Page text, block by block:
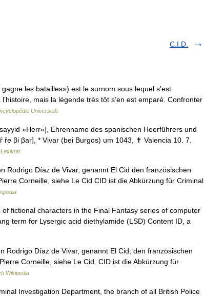
C.I.D.
les batailles») est le surnom sous lequel s’est
mais la légende très tôt s’en est emparé. Confronter
Universelle
»Herr«], Ehrenname des spanischen Heerführers und
βi βar], * Vivar (bei Burgos) um 1043, ✝ Valencia 10. 7.
Rodrigo Díaz de Vivar, genannt El Cid den französischen
Corneille, siehe Le Cid CID ist die Abkürzung für Criminal
fictional characters in the Final Fantasy series of computer
term for Lysergic acid diethylamide (LSD) Content ID, a
Díaz de Vivar, genannt El Cid; den französischen
Corneille, siehe Le Cid. CID ist die Abkürzung für
Wikipedia
Investigation Department, the branch of all British Police